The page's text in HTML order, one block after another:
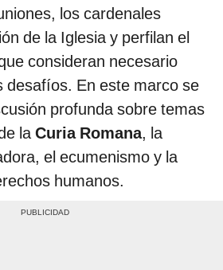
los cardenales
de la Iglesia y perfilan el
consideran necesario
desafíos. En este marco se
profunda sobre temas
laCuria Romana, la
el ecumenismo y la
humanos.